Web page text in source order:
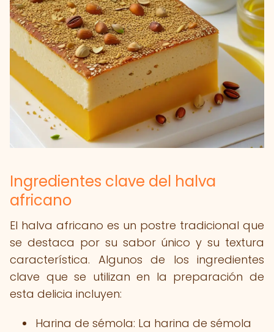
Ingredientes clave del halva
africano
El halva africano es un postre tradicional que
se destaca por su sabor único y su textura
característica. Algunos de los ingredientes
clave que se utilizan en la preparación de
esta delicia incluyen:
Harina de sémola: La harina de sémola